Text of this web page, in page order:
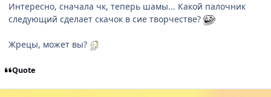
Интересно, сначала чк, теперь шамы... Какой палочник
следующий сделает скачок в сие творчестве?
Жрецы, может вы?
Quote